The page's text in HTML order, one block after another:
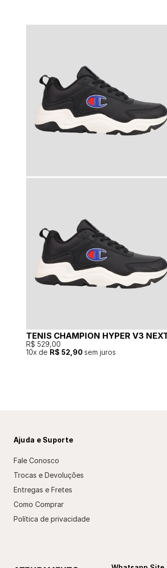
TENIS CHAMPION HYPER V3
R$ 529,00
10x de R$ 52,90 sem juros
Ajuda e Suporte
Fale Conosco
Trocas e Devoluções
Entregas e Fretes
Como Comprar
Política de privacidade